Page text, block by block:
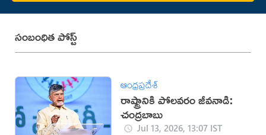
సంబంధిత పోస్ట్
ఆంధ్రప్రదేశ్
రాష్ట్రానికి పోలవరం జీవనాడి:
చంద్రబాబు
Jul 13, 2026, 13:07 IST